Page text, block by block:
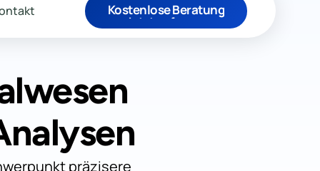
Kostenlose Beratung
Jetzt anfragen
präzisere